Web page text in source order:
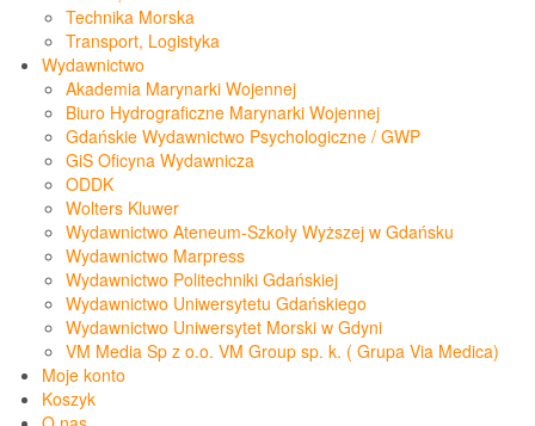
Technika Morska
Transport, Logistyka
Wydawnictwo
Akademia Marynarki Wojennej
Biuro Hydrograficzne Marynarki Wojennej
Gdańskie Wydawnictwo Psychologiczne / GWP
GiS Oficyna Wydawnicza
ODDK
Wolters Kluwer
Wydawnictwo Ateneum-Szkoły Wyższej w Gdańsku
Wydawnictwo Marpress
Wydawnictwo Politechniki Gdańskiej
Wydawnictwo Uniwersytetu Gdańskiego
Wydawnictwo Uniwersytet Morski w Gdyni
VM Media Sp z o.o. VM Group sp. k. ( Grupa Via Medica)
Moje konto
Koszyk